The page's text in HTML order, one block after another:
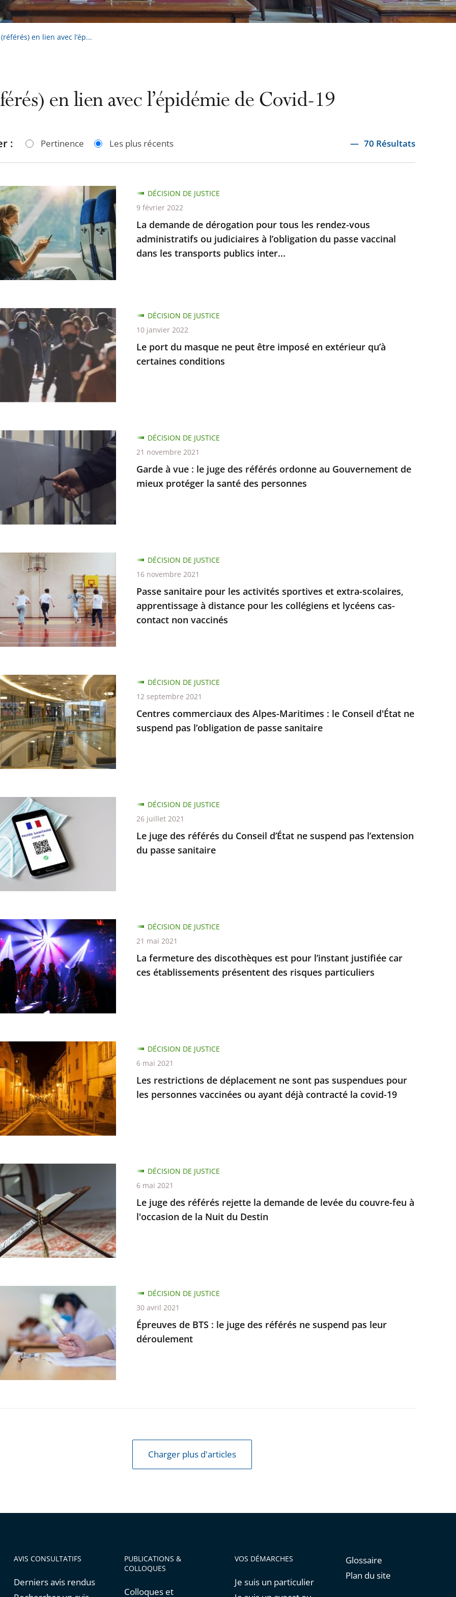
en lien avec l’ép...
en lien avec l’épidémie de Covid-19
: Pertinence Les plus récents 70 Résultats
La demande de dérogation pour tous les rendez-vous
administratifs ou judiciaires à l’obligation du passe vaccinal
dans les transports publics inter...
DÉCISION DE JUSTICE
9 février 2022
Le port du masque ne peut être imposé en extérieur qu’à
certaines conditions
DÉCISION DE JUSTICE
10 janvier 2022
Garde à vue : le juge des référés ordonne au Gouvernement de
mieux protéger la santé des personnes
DÉCISION DE JUSTICE
21 novembre 2021
Passe sanitaire pour les activités sportives et extra-scolaires,
apprentissage à distance pour les collégiens et lycéens cas-
contact non vaccinés
DÉCISION DE JUSTICE
16 novembre 2021
Centres commerciaux des Alpes-Maritimes : le Conseil d'État ne
suspend pas l’obligation de passe sanitaire
DÉCISION DE JUSTICE
12 septembre 2021
Le juge des référés du Conseil d’État ne suspend pas l’extension
du passe sanitaire
DÉCISION DE JUSTICE
26 juillet 2021
La fermeture des discothèques est pour l’instant justifiée car
ces établissements présentent des risques particuliers
DÉCISION DE JUSTICE
21 mai 2021
Les restrictions de déplacement ne sont pas suspendues pour
les personnes vaccinées ou ayant déjà contracté la covid-19
DÉCISION DE JUSTICE
6 mai 2021
Le juge des référés rejette la demande de levée du couvre-feu à
l'occasion de la Nuit du Destin
DÉCISION DE JUSTICE
6 mai 2021
Épreuves de BTS : le juge des référés ne suspend pas leur
déroulement
DÉCISION DE JUSTICE
30 avril 2021
Charger plus d'articles
AVIS CONSULTATIFS
Derniers avis rendus
PUBLICATIONS &
COLLOQUES
Colloques et
VOS DÉMARCHES
Je suis un particulier
Glossaire
Plan du site